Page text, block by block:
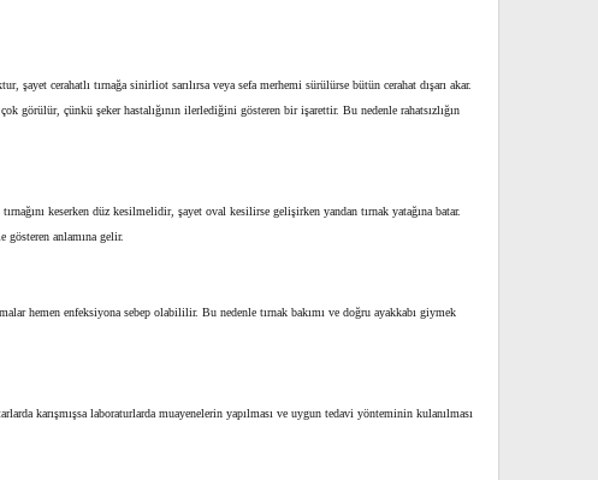
şayet cerahatlı tırnağa sinirliot sarılırsa veya sefa merhemi sürülürse bütün cerahat dışarı akar.
çünkü şeker hastalığının ilerlediğini gösteren bir işarettir. Bu nedenle rahatsızlığın
keserken düz kesilmelidir, şayet oval kesilirse gelişirken yandan tırnak yatağına batar.
gösteren anlamına gelir.
hemen enfeksiyona sebep olabililir. Bu nedenle tırnak bakımı ve doğru ayakkabı giymek
karışmışsa laboraturlarda muayenelerin yapılması ve uygun tedavi yönteminin kulanılması